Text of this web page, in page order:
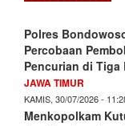
Polres
Percobaan
Pencurian di Tiga
JAWA TIMUR
KAMIS, 30/07/2026 -
Menkopolkam